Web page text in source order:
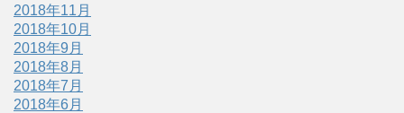
2018年11月
2018年10月
2018年9月
2018年8月
2018年7月
2018年6月